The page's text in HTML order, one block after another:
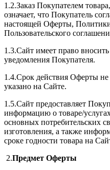
1.2.Заказ Покупателем
означает, что Покупатель
настоящей Оферты,
Пользовательского
1.3.Сайт имеет право
уведомления Покупателя.
1.4.Срок действия Оферты
указано на Сайте.
1.5.Сайт предоставляет
информацию о товаре/
основных потребительских
изготовления, а также
сроке годности товара на
2.Предмет Оферты